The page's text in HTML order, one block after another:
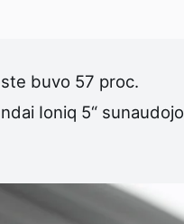
buvo 57 proc.
Ioniq 5“ sunaudojo